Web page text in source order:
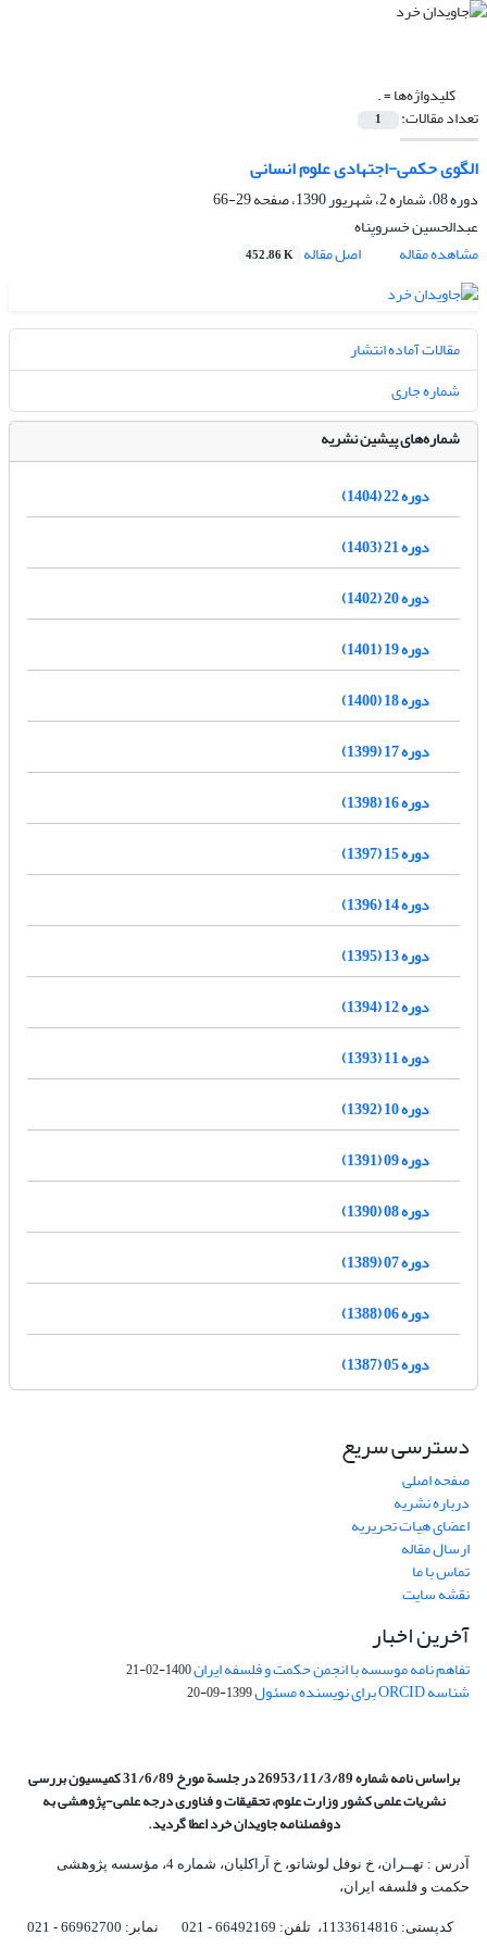
کلیدواژه‌ها =.
تعداد مقالات: 1
الگوی حکمی-اجتهادی علوم انسانی
دوره 08، شماره 2، شهریور 1390، صفحه
29-66
عبدالحسین خسروپناه
مشاهده مقاله
اصل مقاله 452.86 K
مقالات آماده انتشار
شماره جاری
شماره‌های پیشین نشریه
دوره 22 (1404)
دوره 21 (1403)
دوره 20 (1402)
دوره 19 (1401)
دوره 18 (1400)
دوره 17 (1399)
دوره 16 (1398)
دوره 15 (1397)
دوره 14 (1396)
دوره 13 (1395)
دوره 12 (1394)
دوره 11 (1393)
دوره 10 (1392)
دوره 09 (1391)
دوره 08 (1390)
دوره 07 (1389)
دوره 06 (1388)
دوره 05 (1387)
دسترسی سریع
صفحه اصلی
درباره نشریه
اعضای هیات تحریریه
ارسال مقاله
تماس با ما
نقشه سایت
آخرین اخبار
تفاهم نامه موسسه با انجمن حکمت و فلسفه ایران1400-02-21
شناسه ORCID برای نویسنده مسئول 1399-09-20
براساس نامه شماره 26953/11/3/89 در جلسة مورخ 31/6/89 کمیسیون
بررسی
نشریات علمی کشور وزارت علوم، تحقیقات و فناوری درجه علمی‌-پژوهشیبه
دوفصلنامه جاویدان خرد اعطا گردید.
آدرس : تهــران، خ نوفل لوشاتو، خ آراکلیان، شماره 4،‌ مؤسسه پژوهشی
حکمت و فلسفه ایران،‌
کدپستی: 1133614816، تلفن: 66492169 - 021 نمابر: 66962700 - 021